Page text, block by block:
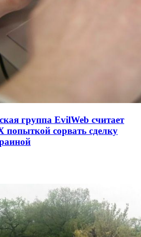
группа EvilWeb считает
попыткой сорвать сделку